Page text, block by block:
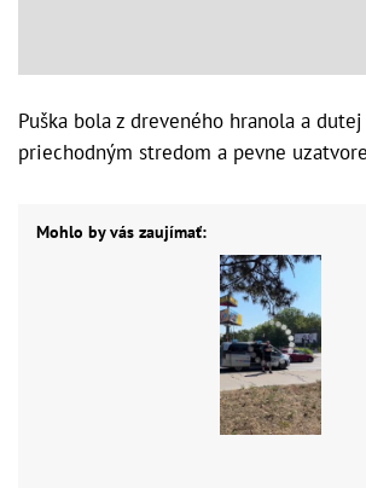
Puška bola z dreveného hranola a
priechodným stredom a pevne
Mohlo by vás zaujímať: